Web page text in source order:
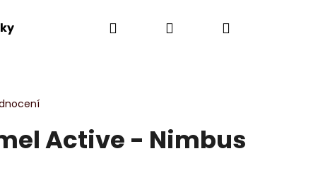
Novinky
Hledat PřihlášeníNákupní
Active - Nimbus